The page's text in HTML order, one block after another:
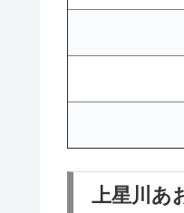
上星川あ